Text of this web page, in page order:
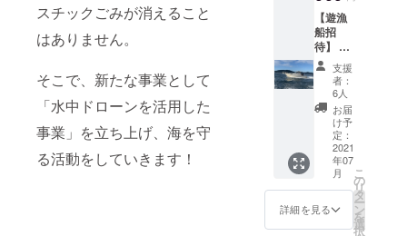
スチックごみが消えること
はありません。
そこで、新たな事業として
「水中ドローンを活用した
事業」を立ち上げ、海を守
る活動をしていきます！
美味し
く頂け
ます。
もちろ
んかに
みそも
たっぷ
りと詰
まって
ます。
本品は
浜茹で
してあ
ります
ので、
直送し
ます。
時期や
日によ
り捕れ
る鮮魚
は異な
りま
す。画
像はイ
メージ
です。
どの鮮
魚が届
くのか
【遊漁
船招
待】 内
容：日
時は支
援者様
と相談
して決
めま
す。所
要時間
は約７
時間程
度。初
心者の
支援
者：
6人
お届
け予
定：
2021
年07
月
詳細を見る
こ
の
リ
タ
ー
ン
を
選
択